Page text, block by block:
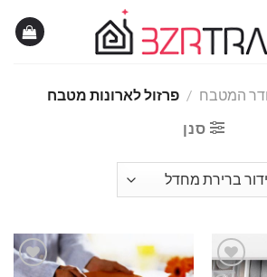
המטבח / פרזול לארונות מטבח
סנן